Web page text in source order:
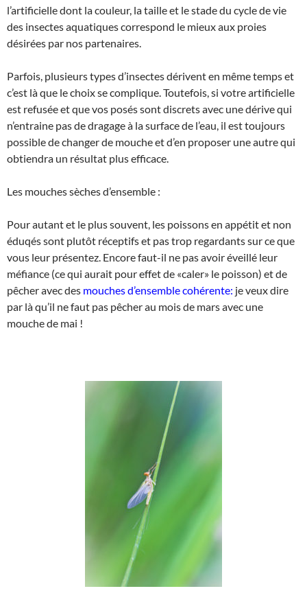
l’artificielle dont la couleur, la taille et le stade du cycle de vie
des insectes aquatiques correspond le mieux aux proies
désirées par nos partenaires.
Parfois, plusieurs types d’insectes dérivent en même temps et
c’est là que le choix se complique. Toutefois, si votre artificielle
est refusée et que vos posés sont discrets avec une dérive qui
n’entraine pas de dragage à la surface de l’eau, il est toujours
possible de changer de mouche et d’en proposer une autre qui
obtiendra un résultat plus efficace.
Les mouches sèches d’ensemble :
Pour autant et le plus souvent, les poissons en appétit et non
éduqés sont plutôt réceptifs et pas trop regardants sur ce que
vous leur présentez. Encore faut-il ne pas avoir éveillé leur
méfiance (ce qui aurait pour effet de «caler» le poisson) et de
pêcher avec des mouches d’ensemble cohérente: je veux dire
par là qu’il ne faut pas pêcher au mois de mars avec une
mouche de mai !